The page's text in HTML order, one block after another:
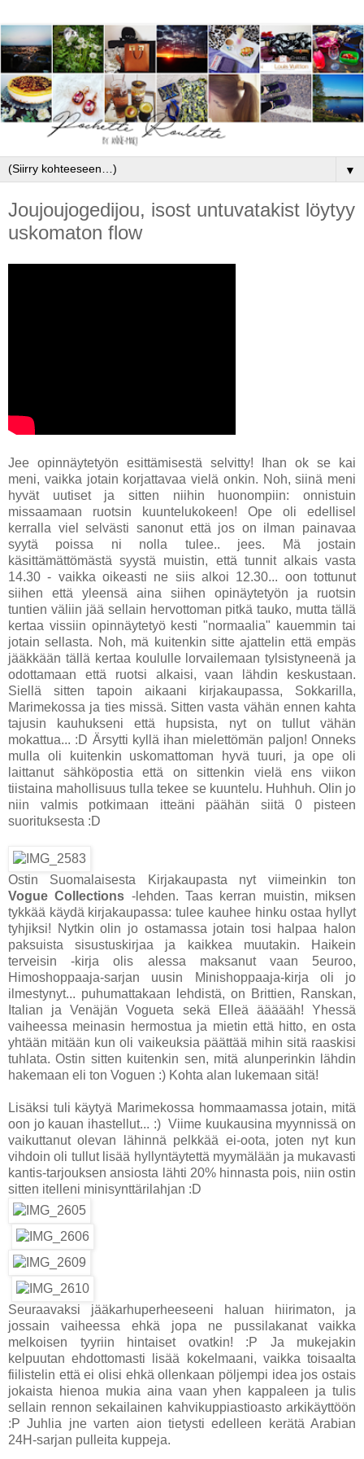
▼
Joujoujogedijou, isost untuvatakist löytyy
uskomaton flow
Jee opinnäytetyön esittämisestä selvitty! Ihan ok se kai
meni, vaikka jotain korjattavaa vielä onkin. Noh, siinä meni
hyvät uutiset ja sitten niihin huonompiin: onnistuin
missaamaan ruotsin kuuntelukokeen! Ope oli edellisel
kerralla viel selvästi sanonut että jos on ilman painavaa
syytä poissa ni nolla tulee.. jees. Mä jostain
käsittämättömästä syystä muistin, että tunnit alkais vasta
14.30 - vaikka oikeasti ne siis alkoi 12.30... oon tottunut
siihen että yleensä aina siihen opinäytetyön ja ruotsin
tuntien väliin jää sellain hervottoman pitkä tauko, mutta tällä
kertaa vissiin opinnäytetyö kesti "normaalia" kauemmin tai
jotain sellasta. Noh, mä kuitenkin sitte ajattelin että empäs
jääkkään tällä kertaa koululle lorvailemaan tylsistyneenä ja
odottamaan että ruotsi alkaisi, vaan lähdin keskustaan.
Siellä sitten tapoin aikaani kirjakaupassa, Sokkarilla,
Marimekossa ja ties missä. Sitten vasta vähän ennen kahta
tajusin kauhukseni että hupsista, nyt on tullut vähän
mokattua... :D Ärsytti kyllä ihan mielettömän paljon! Onneks
mulla oli kuitenkin uskomattoman hyvä tuuri, ja ope oli
laittanut sähköpostia että on sittenkin vielä ens viikon
tiistaina mahollisuus tulla tekee se kuuntelu. Huhhuh. Olin jo
niin valmis potkimaan itteäni päähän siitä 0 pisteen
suorituksesta :D
Ostin Suomalaisesta Kirjakaupasta nyt viimeinkin ton
Vogue Collections -lehden. Taas kerran muistin, miksen
tykkää käydä kirjakaupassa: tulee kauhee hinku ostaa hyllyt
tyhjiksi! Nytkin olin jo ostamassa jotain tosi halpaa halon
paksuista sisustuskirjaa ja kaikkea muutakin. Haikein
terveisin -kirja olis alessa maksanut vaan 5euroo,
Himoshoppaaja-sarjan uusin Minishoppaaja-kirja oli jo
ilmestynyt... puhumattakaan lehdistä, on Brittien, Ranskan,
Italian ja Venäjän Vogueta sekä Elleä äääääh! Yhessä
vaiheessa meinasin hermostua ja mietin että hitto, en osta
yhtään mitään kun oli vaikeuksia päättää mihin sitä raaskisi
tuhlata. Ostin sitten kuitenkin sen, mitä alunperinkin lähdin
hakemaan eli ton Voguen :) Kohta alan lukemaan sitä!
Lisäksi tuli käytyä Marimekossa hommaamassa jotain, mitä
oon jo kauan ihastellut... :) Viime kuukausina myynnissä on
vaikuttanut olevan lähinnä pelkkää ei-oota, joten nyt kun
vihdoin oli tullut lisää hyllyntäytettä myymälään ja mukavasti
kantis-tarjouksen ansiosta lähti 20% hinnasta pois, niin ostin
sitten itelleni minisynttärilahjan :D
Seuraavaksi jääkarhuperheeseeni haluan hiirimaton, ja
jossain vaiheessa ehkä jopa ne pussilakanat vaikka
melkoisen tyyriin hintaiset ovatkin! :P Ja mukejakin
kelpuutan ehdottomasti lisää kokelmaani, vaikka toisaalta
fiilistelin että ei olisi ehkä ollenkaan pöljempi idea jos ostais
jokaista hienoa mukia aina vaan yhen kappaleen ja tulis
sellain rennon sekailainen kahvikuppiastioasto arkikäyttöön
:P Juhlia jne varten aion tietysti edelleen kerätä Arabian
24H-sarjan pulleita kuppeja.